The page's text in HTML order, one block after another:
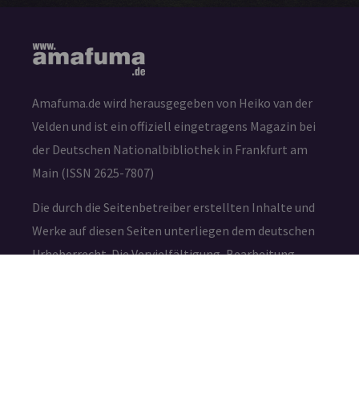
Amafuma.de wird herausgegeben von Heiko van der
Velden und ist ein offiziell eingetragens Magazin bei
der Deutschen Nationalbibliothek in Frankfurt am
Main (ISSN 2625-7807)
Die durch die Seitenbetreiber erstellten Inhalte und
Werke auf diesen Seiten unterliegen dem deutschen
Urheberrecht. Die Vervielfältigung, Bearbeitung,